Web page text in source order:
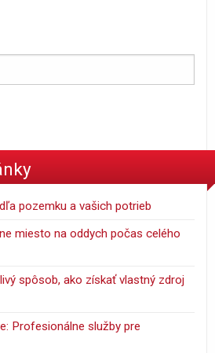
pozemku a vašich potrieb
miesto na oddych počas celého
spôsob, ako získať vlastný zdroj
Profesionálne služby pre